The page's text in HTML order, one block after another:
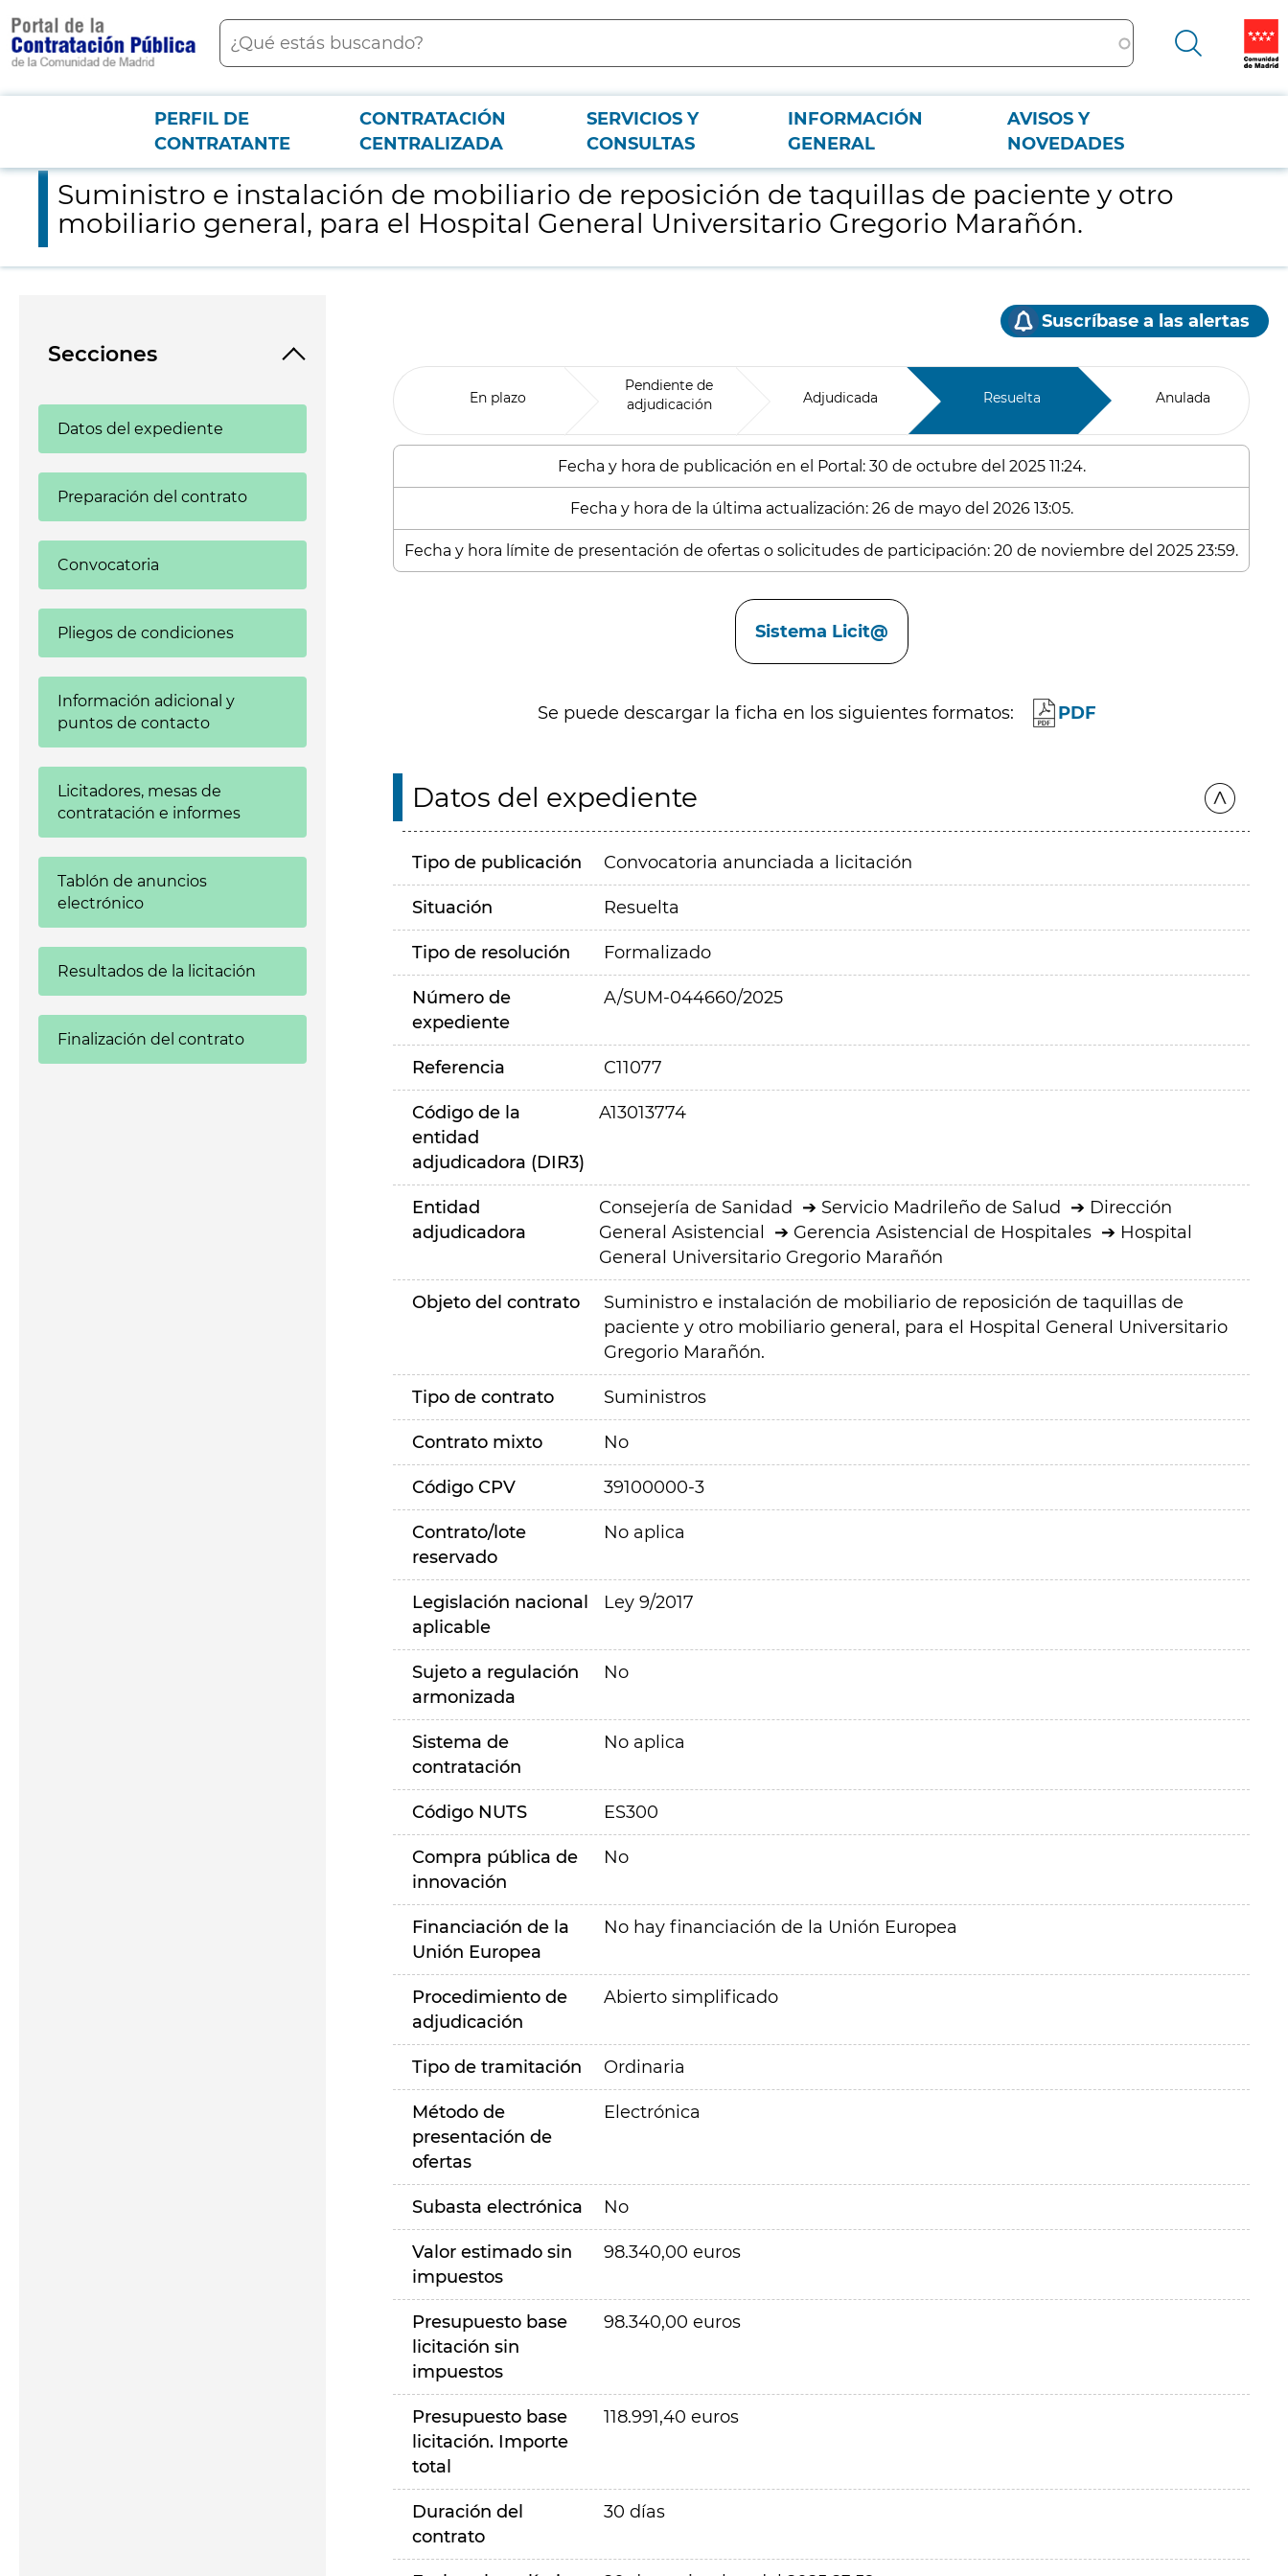
contenido
principal
Buscar
Menú PCON
PERFIL DE
CONTRATANTE
CONTRATACIÓN
CENTRALIZADA
SERVICIOS Y
CONSULTAS
INFORMACIÓN
GENERAL
AVISOS Y
NOVEDADES
Suministro e instalación de mobiliario de reposición de taquillas de paciente y otro mobiliario general, para el Hospital General Universitario Gregorio Marañón.
Suministro e instalación de mobiliario de reposición de taquillas de paciente y otro
mobiliario general, para el Hospital General Universitario Gregorio Marañón.
Secciones
Datos del expediente
Preparación del contrato
Convocatoria
Pliegos de condiciones
Información adicional y
puntos de contacto
Licitadores, mesas de
contratación e informes
Tablón de anuncios
electrónico
Resultados de la licitación
Finalización del contrato
Suscríbase a las alertas
En plazo
Pendiente de
adjudicación
Adjudicada Resuelta Anulada
Fecha y hora de publicación en el Portal: 30 de octubre del 2025 11:24.
Fecha y hora de la última actualización: 26 de mayo del 2026 13:05.
Fecha y hora límite de presentación de ofertas o solicitudes de participación: 20 de noviembre del 2025 23:59.
Sistema Licit@
Se puede descargar la ficha en los siguientes formatos: PDF
Datos del expediente
Tipo de publicación Convocatoria anunciada a licitación
Situación Resuelta
Tipo de resolución Formalizado
Número de
expediente
A/SUM-044660/2025
Referencia C11077
Código de la
entidad
adjudicadora (DIR3)
A13013774
Entidad
adjudicadora
Consejería de Sanidad Servicio Madrileño de Salud
Dirección
General Asistencial
Gerencia Asistencial de Hospitales
Hospital
General Universitario Gregorio Marañón
Objeto del contrato
Suministro e instalación de mobiliario de reposición de taquillas de
paciente y otro mobiliario general, para el Hospital General Universitario
Gregorio Marañón.
Tipo de contrato Suministros
Contrato mixto No
Código CPV 39100000-3
Contrato/lote
reservado
No aplica
Legislación nacional
aplicable
Ley 9/2017
Sujeto a regulación
armonizada
No
Sistema de
contratación
No aplica
Código NUTS ES300
Compra pública de
innovación
No
Financiación de la
Unión Europea
No hay financiación de la Unión Europea
Procedimiento de
adjudicación
Abierto simplificado
Tipo de tramitación Ordinaria
Método de
presentación de
ofertas
Electrónica
Subasta electrónica No
Valor estimado sin
impuestos
98.340,00 euros
Presupuesto base
licitación sin
impuestos
98.340,00 euros
Presupuesto base
licitación. Importe
total
118.991,40 euros
Duración del
contrato
30 días